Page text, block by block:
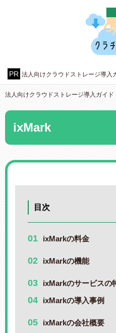
法人向けクラウドストレージ導入
法人向けクラウドストレージ導入ガイド
ixMark
目次
ixMarkの料金
ixMarkの機能
ixMarkのサービスの
ixMarkの導入事例
ixMarkの会社概要